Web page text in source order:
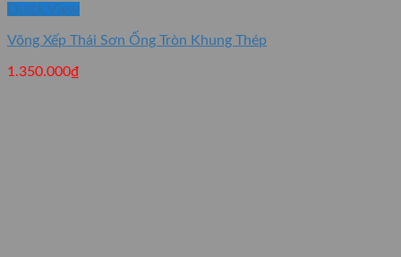
Quick View
Võng Xếp Thái Sơn Ống Tròn Khung Thép
1.350.000₫